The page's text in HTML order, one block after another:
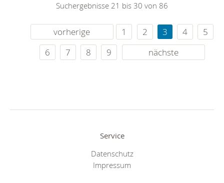
Suchergebnisse 21 bis 30 von 86
vorherige 1 2 3 4
5
6
7 8 9 nächste
Service
Datenschutz
Impressum